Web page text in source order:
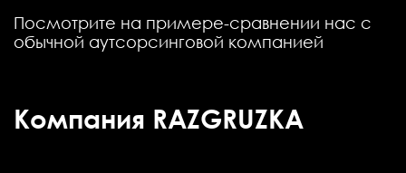
Посмотрите на примере-сравнении нас с
обычной аутсорсинговой компанией
Компания RAZGRUZKA